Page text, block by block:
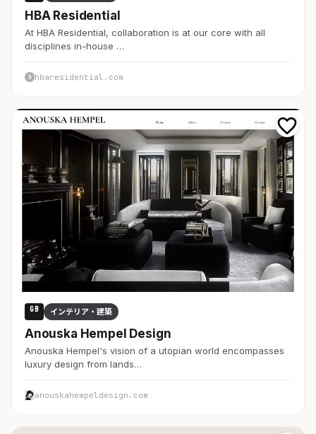
HBA Residential
At HBA Residential, collaboration is at our core with all
disciplines in-house …
hbaresidential.com
GB インテリア・建築
Anouska Hempel Design
Anouska Hempel's vision of a utopian world encompasses
luxury design from lands…
anouskahempeldesign.com